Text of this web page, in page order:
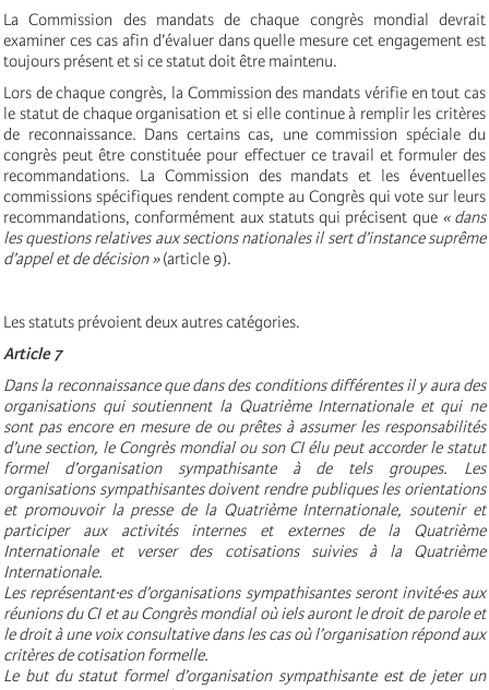
La Commission des mandats de chaque congrès mondial devrait
examiner ces cas afin d’évaluer dans quelle mesure cet engagement est
toujours présent et si ce statut doit être maintenu.
Lors de chaque congrès, la Commission des mandats vérifie en tout cas
le statut de chaque organisation et si elle continue à remplir les critères
de reconnaissance. Dans certains cas, une commission spéciale du
congrès peut être constituée pour effectuer ce travail et formuler des
recommandations. La Commission des mandats et les éventuelles
commissions spécifiques rendent compte au Congrès qui vote sur leurs
recommandations, conformément aux statuts qui précisent que « dans
les questions relatives aux sections nationales il sert d’instance suprême
d’appel et de décision »(article 9).
Les statuts prévoient deux autres catégories.
Article 7
Dans la reconnaissance que dans des conditions différentes il y aura des
organisations qui soutiennent la Quatrième Internationale et qui ne
sont pas encore en mesure de ou prêtes à assumer les responsabilités
d’une section, le Congrès mondial ou son CI élu peut accorder le statut
formel d’organisation sympathisante à de tels groupes. Les
organisations sympathisantes doivent rendre publiques les orientations
et promouvoir la presse de la Quatrième Internationale, soutenir et
participer aux activités internes et externes de la Quatrième
Internationale et verser des cotisations suivies à la Quatrième
Internationale.
Les représentant·es d’organisations sympathisantes seront invité·es aux
réunions du CI et au Congrès mondial où iels auront le droit de parole et
le droit à une voix consultative dans les cas où l’organisation répond aux
critères de cotisation formelle.
Le but du statut formel d’organisation sympathisante est de jeter un